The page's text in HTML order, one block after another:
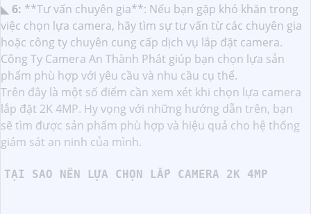
◣ 6: **Tư vấn chuyên gia**: Nếu bạn gặp khó khăn trong
việc chọn lựa camera, hãy tìm sự tư vấn từ các chuyên gia
hoặc công ty chuyên cung cấp dịch vụ lắp đặt camera.
Công Ty Camera An Thành Phát giúp bạn chọn lựa sản
phẩm phù hợp với yêu cầu và nhu cầu cụ thể.
Trên đây là một số điểm cần xem xét khi chọn lựa camera
lắp đặt 2K 4MP. Hy vọng với những hướng dẫn trên, bạn
sẽ tìm được sản phẩm phù hợp và hiệu quả cho hệ thống
giám sát an ninh của mình.
TẠI SAO NÊN LỰA CHỌN LẮP CAMERA 2K 4MP